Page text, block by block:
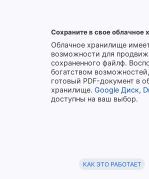
Сохраните в свое облачное
Облачное хранилище
возможности для
сохраненного файлф.
богатством
готовый PDF-документ в
хранилище. Google Диск,
доступны на ваш выбор.
КАК ЭТО РАБОТАЕТ